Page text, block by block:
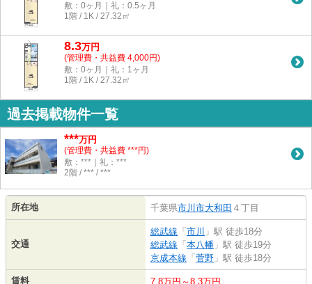
敷：0ヶ月｜礼：0.5ヶ月
1階 / 1K / 27.32㎡
8.3万円
(管理費・共益費 4,000円)
敷：0ヶ月｜礼：1ヶ月
1階 / 1K / 27.32㎡
過去掲載物件一覧
***万円
(管理費・共益費 ***円)
敷：***｜礼：***
2階 / *** / ***
所在地 千葉県市川市大和田 ４丁目
交通
総武線 「 市川 」駅 徒歩18分
総武線 「 本八幡 」駅 徒歩19分
京成本線 「 菅野 」駅 徒歩18分
賃料 7.8万円～8.3万円